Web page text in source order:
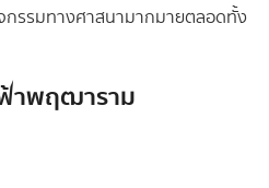
รรมทางศาสนามากมายตลอดทั้ง
าพฤฒาราม